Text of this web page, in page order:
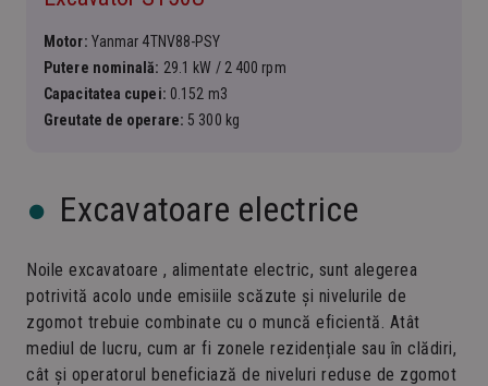
Motor: Yanmar 4TNV88-PSY
Putere nominală: 29.1 kW / 2 400 rpm
Capacitatea cupei: 0.152 m3
Greutate de operare: 5 300 kg
Excavatoare electrice
Noile excavatoare , alimentate electric, sunt alegerea
potrivită acolo unde emisiile scăzute și nivelurile de
zgomot trebuie combinate cu o muncă eficientă. Atât
mediul de lucru, cum ar fi zonele rezidențiale sau în clădiri,
cât și operatorul beneficiază de niveluri reduse de zgomot